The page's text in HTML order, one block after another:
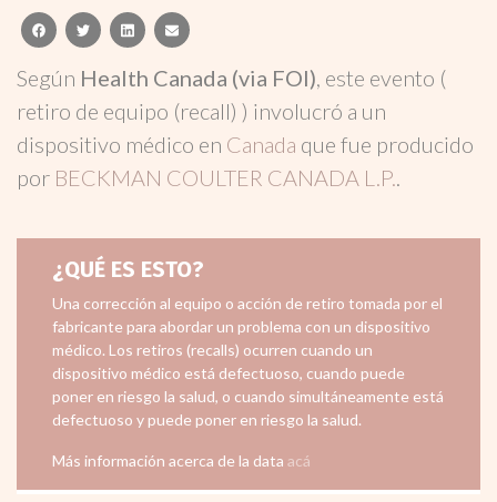
facebooktwitterlinkedinemail
Según Health Canada (via FOI), este evento (
retiro de equipo (recall) ) involucró a un
dispositivo médico en Canada que fue producido
por BECKMAN COULTER CANADA L.P..
¿QUÉ ES ESTO?
Una corrección al equipo o acción de retiro tomada por el
fabricante para abordar un problema con un dispositivo
médico. Los retiros (recalls) ocurren cuando un
dispositivo médico está defectuoso, cuando puede
poner en riesgo la salud, o cuando simultáneamente está
defectuoso y puede poner en riesgo la salud.
Más información acerca de la data acá